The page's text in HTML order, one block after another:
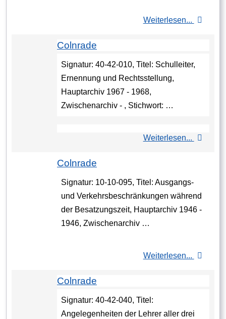
Weiterlesen...
Colnrade
Signatur: 40-42-010, Titel: Schulleiter,
Ernennung und Rechtsstellung,
Hauptarchiv 1967 - 1968,
Zwischenarchiv - , Stichwort: …
Weiterlesen...
Colnrade
Signatur: 10-10-095, Titel: Ausgangs-
und Verkehrsbeschränkungen während
der Besatzungszeit, Hauptarchiv 1946 -
1946, Zwischenarchiv …
Weiterlesen...
Colnrade
Signatur: 40-42-040, Titel:
Angelegenheiten der Lehrer aller drei